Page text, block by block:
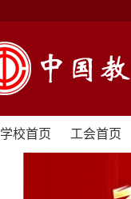
学校首页 工会首页